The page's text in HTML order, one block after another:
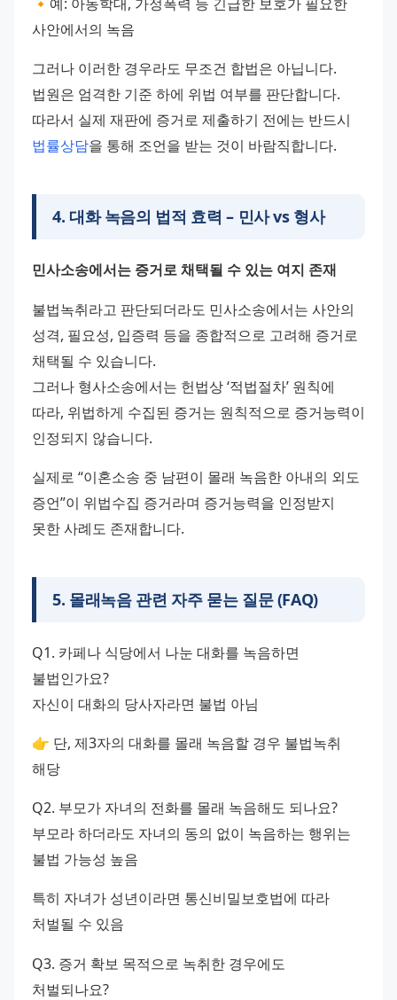
사안에서의 녹음
그러나 이러한 경우라도 무조건 합법은 아닙니다.
법원은 엄격한 기준 하에 위법 여부를 판단합니다.
법률상담을 통해 조언을 받는 것이 바람직합니다.
4. 대화 녹음의 법적 효력 – 민사 vs 형사
민사소송에서는 증거로 채택될 수 있는 여지 존재
불법녹취라고 판단되더라도 민사소송에서는 사안의
성격, 필요성, 입증력 등을 종합적으로 고려해 증거로
채택될 수 있습니다.
그러나 형사소송에서는 헌법상 ‘적법절차’ 원칙에
따라, 위법하게 수집된 증거는 원칙적으로 증거능력이
인정되지 않습니다.
실제로 “이혼소송 중 남편이 몰래 녹음한 아내의 외도
증언”이 위법수집 증거라며 증거능력을 인정받지
못한 사례도 존재합니다.
5. 몰래녹음 관련 자주 묻는 질문 (FAQ)
Q1. 카페나 식당에서 나눈 대화를 녹음하면
불법인가요?
자신이 대화의 당사자라면 불법 아님
👉 단, 제3자의 대화를 몰래 녹음할 경우 불법녹취
해당
Q2. 부모가 자녀의 전화를 몰래 녹음해도 되나요?
부모라 하더라도 자녀의 동의 없이 녹음하는 행위는
불법 가능성 높음
특히 자녀가 성년이라면 통신비밀보호법에 따라
처벌될 수 있음
Q3. 증거 확보 목적으로 녹취한 경우에도
처벌되나요?